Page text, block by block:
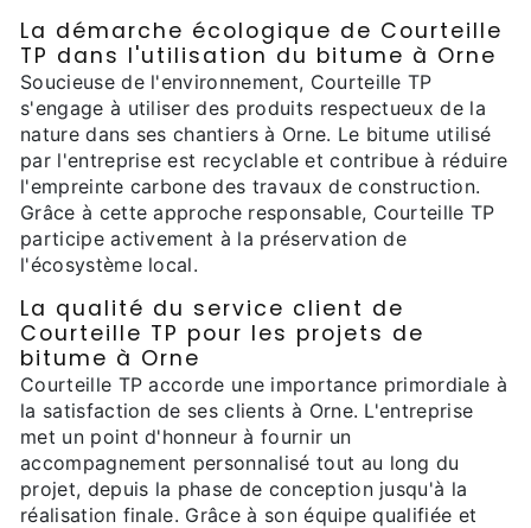
La démarche écologique de Courteille
TP dans l'utilisation du bitume à Orne
Soucieuse de l'environnement, Courteille TP
s'engage à utiliser des produits respectueux de la
nature dans ses chantiers à Orne. Le bitume utilisé
par l'entreprise est recyclable et contribue à réduire
l'empreinte carbone des travaux de construction.
Grâce à cette approche responsable, Courteille TP
participe activement à la préservation de
l'écosystème local.
La qualité du service client de
Courteille TP pour les projets de
bitume à Orne
Courteille TP accorde une importance primordiale à
la satisfaction de ses clients à Orne. L'entreprise
met un point d'honneur à fournir un
accompagnement personnalisé tout au long du
projet, depuis la phase de conception jusqu'à la
réalisation finale. Grâce à son équipe qualifiée et